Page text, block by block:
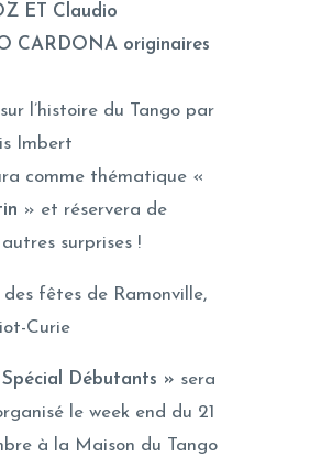
ET Claudio
CARDONA originaires
l’histoire du Tango par
Imbert
comme thématique «
» et réservera de
surprises !
des fêtes de Ramonville,
Curie
Débutants » sera
le week end du 21
à la Maison du Tango